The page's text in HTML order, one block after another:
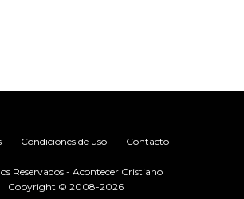
Condiciones de uso Contacto
Reservados - Acontecer Cristiano
Copyright © 2008-2026